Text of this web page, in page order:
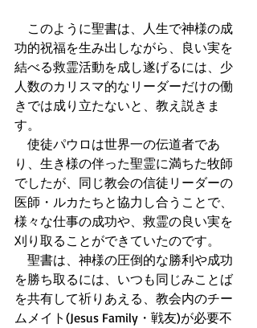
このように聖書は、人生で神様の成
功的祝福を生み出しながら、良い実を
結べる救霊活動を成し遂げるには、少
人数のカリスマ的なリーダーだけの働
きでは成り立たないと、教え説きま
す。
使徒パウロは世界一の伝道者であ
り、生き様の伴った聖霊に満ちた牧師
でしたが、同じ教会の信徒リーダーの
医師・ルカたちと協力し合うことで、
様々な仕事の成功や、救霊の良い実を
刈り取ることができていたのです。
聖書は、神様の圧倒的な勝利や成功
を勝ち取るには、いつも同じみことば
を共有して祈りあえる、教会内のチー
ムメイト(Jesus Family・戦友)が必要不